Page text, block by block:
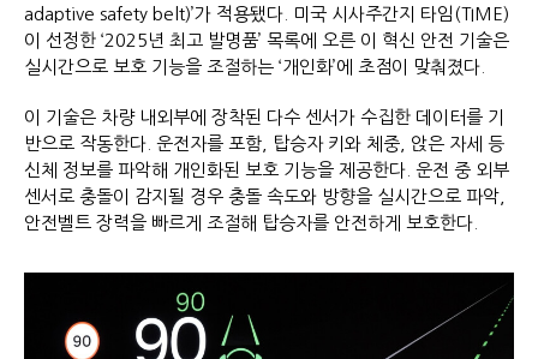
adaptive safety belt)’가 적용됐다. 미국 시사주간지 타임(TIME)
이 선정한 ‘2025년 최고 발명품’ 목록에 오른 이 혁신 안전 기술은
실시간으로 보호 기능을 조절하는 ‘개인화’에 초점이 맞춰졌다.
이 기술은 차량 내외부에 장착된 다수 센서가 수집한 데이터를 기
반으로 작동한다. 운전자를 포함, 탑승자 키와 체중, 앉은 자세 등
신체 정보를 파악해 개인화된 보호 기능을 제공한다. 운전 중 외부
센서로 충돌이 감지될 경우 충돌 속도와 방향을 실시간으로 파악,
안전벨트 장력을 빠르게 조절해 탑승자를 안전하게 보호한다.